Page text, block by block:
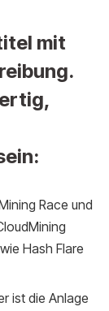
mit
Race und
Hash Flare
ist die Anlage